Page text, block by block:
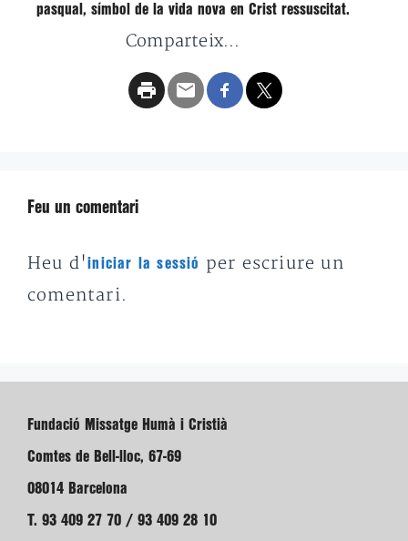
pasqual, símbol de la vida nova en Crist ressuscitat.
Comparteix...
Feu un comentari
Heu d'iniciar la sessió
per escriure un
comentari.
Fundació Missatge Humà i Cristià
Comtes de Bell-lloc, 67-69
08014 Barcelona
T. 93 409 27 70 / 93 409 28 10